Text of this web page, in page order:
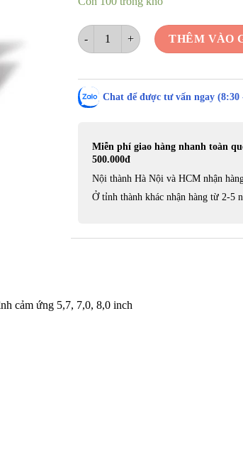
Máy đo độ kính tự động ALM-930
THÊM VÀO
Chat để được tư vấn ngay (8:30
Miễn phí giao hàng nhanh toàn
500.000đ
Nội thành Hà Nội và HCM nhận
Ở tỉnh thành khác nhận hàng từ 2-5
cảm ứng 5,7, 7,0, 8,0 inch